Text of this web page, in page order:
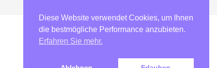
Diese Website verwendet Cookies, um Ihnen
die bestmögliche Performance anzubieten.
Erfahren Sie mehr.